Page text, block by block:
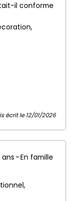
il conforme
écrit le 12/01/2026
En famille